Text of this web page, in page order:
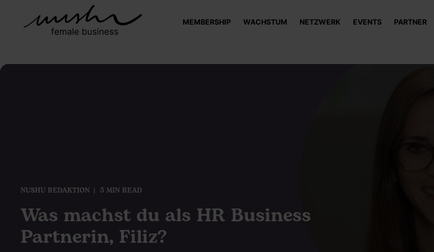
MEMBERSHIP WACHSTUM NETZWERK EVENTS PARTNER
NUSHU REDAKTION 3 MIN READ
Was machst du als HR Business
Partnerin, Filiz?